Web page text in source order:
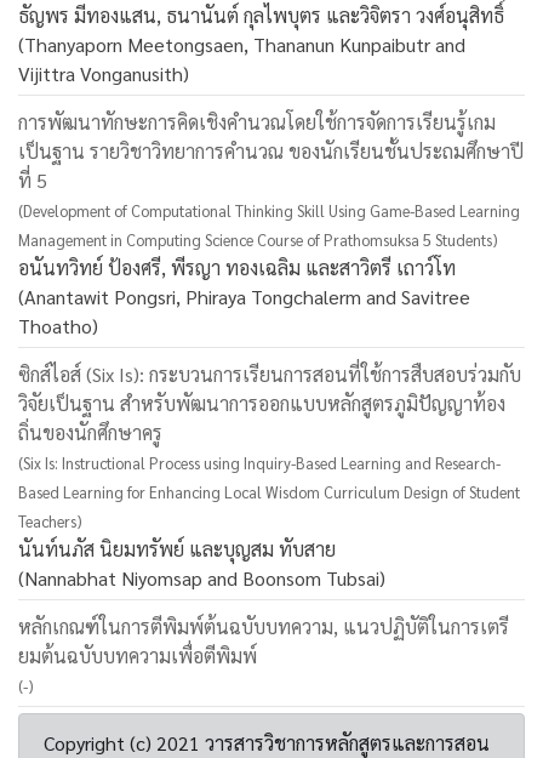
ธัญพร มีทองแสน, ธนานันต์ กุลไพบุตร และวิจิตรา วงศ์อนุสิทธิ์
(Thanyaporn Meetongsaen, Thananun Kunpaibutr and
Vijittra Vonganusith)
การพัฒนาทักษะการคิดเชิงคำนวณโดยใช้การจัดการเรียนรู้เกม
เป็นฐาน รายวิชาวิทยาการคำนวณ ของนักเรียนชั้นประถมศึกษาปี
ที่ 5
(Development of Computational Thinking Skill Using Game-Based Learning
Management in Computing Science Course of Prathomsuksa 5 Students)
อนันทวิทย์ ป้องศรี, พีรญา ทองเฉลิม และสาวิตรี เถาว์โท
(Anantawit Pongsri, Phiraya Tongchalerm and Savitree
Thoatho)
ซิกส์ไอส์ (Six Is): กระบวนการเรียนการสอนที่ใช้การสืบสอบร่วมกับ
วิจัยเป็นฐาน สำหรับพัฒนาการออกแบบหลักสูตรภูมิปัญญาท้อง
ถิ่นของนักศึกษาครู
(Six Is: Instructional Process using Inquiry-Based Learning and Research-
Based Learning for Enhancing Local Wisdom Curriculum Design of Student
Teachers)
นันท์นภัส นิยมทรัพย์ และบุญสม ทับสาย
(Nannabhat Niyomsap and Boonsom Tubsai)
หลักเกณฑ์ในการตีพิมพ์ต้นฉบับบทความ, แนวปฏิบัติในการเตรี
ยมต้นฉบับบทความเพื่อตีพิมพ์
(-)
Copyright (c) 2021 วารสารวิชาการหลักสูตรและการสอน